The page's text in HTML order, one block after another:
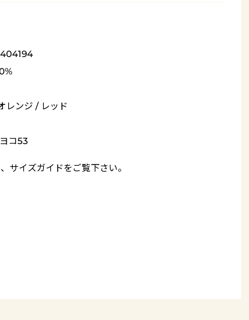
レンジ / レッド
コ53
サイズガイドをご覧下さい。